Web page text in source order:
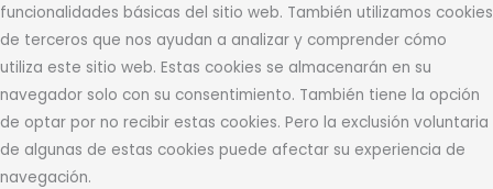
funcionalidades básicas del sitio web. También utilizamos cookies
de terceros que nos ayudan a analizar y comprender cómo
utiliza este sitio web. Estas cookies se almacenarán en su
navegador solo con su consentimiento. También tiene la opción
de optar por no recibir estas cookies. Pero la exclusión voluntaria
de algunas de estas cookies puede afectar su experiencia de
navegación.